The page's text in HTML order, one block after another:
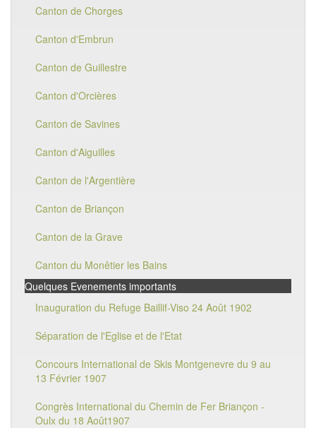
Canton de Chorges
Canton d'Embrun
Canton de Guillestre
Canton d'Orcières
Canton de Savines
Canton d'Aiguilles
Canton de l'Argentière
Canton de Briançon
Canton de la Grave
Canton du Monêtier les Bains
Quelques Evenements importants
Inauguration du Refuge Baillif-Viso 24 Août 1902
Séparation de l'Eglise et de l'Etat
Concours International de Skis Montgenevre du 9 au
13 Février 1907
Congrès International du Chemin de Fer Briançon -
Oulx du 18 Août1907